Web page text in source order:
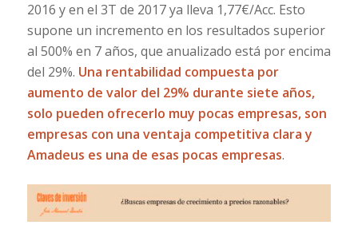
2016 y en el 3T de 2017 ya lleva 1,77€/Acc. Esto
supone un incremento en los resultados superior
al 500% en 7 años, que anualizado está por encima
del 29%. Una rentabilidad compuesta por
aumento de valor del 29% durante siete años,
solo pueden ofrecerlo muy pocas empresas, son
empresas con una ventaja competitiva clara y
Amadeus es una de esas pocas empresas.